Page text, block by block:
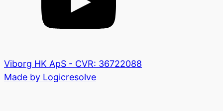
Viborg HK ApS - CVR: 36722088
Made by Logicresolve